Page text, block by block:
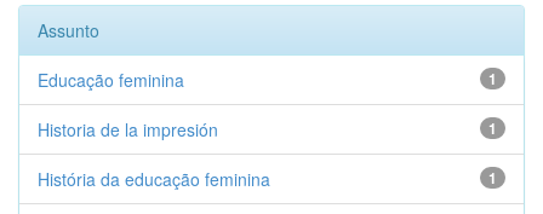
Assunto
1
Educação feminina
1
Historia de la impresión
1
História da educação feminina